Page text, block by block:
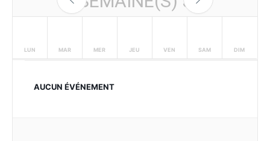
LUN MAR MER JEU VEN SAM DIM
AUCUN ÉVÉNEMENT